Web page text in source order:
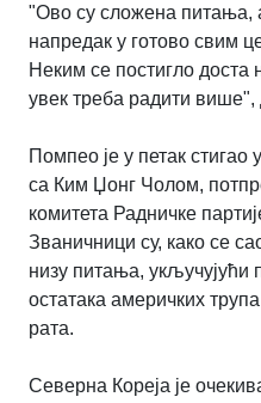
"Ово су сложена питања,
напредак у готово свим
Неким се постигло доста
увек треба радити више",
Помпео је у петак стигао
са Ким Џонг Чолом,
комитета Радничке
Званичници су, како се
низу питања, укључујући
остатака америчких
рата.
Северна Кореја је